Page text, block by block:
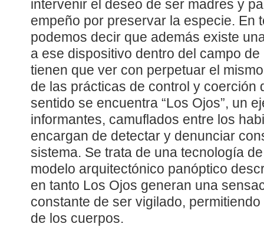
intervenir el deseo de ser madres y
empeño por preservar la especie. En
podemos decir que además existe
a ese dispositivo dentro del campo
tienen que ver con perpetuar el
de las prácticas de control y coerción
sentido se encuentra “Los Ojos”, un
informantes, camuflados entre los
encargan de detectar y denunciar
sistema. Se trata de una tecnología
modelo arquitectónico panóptico
en tanto Los Ojos generan una
constante de ser vigilado,
de los cuerpos.